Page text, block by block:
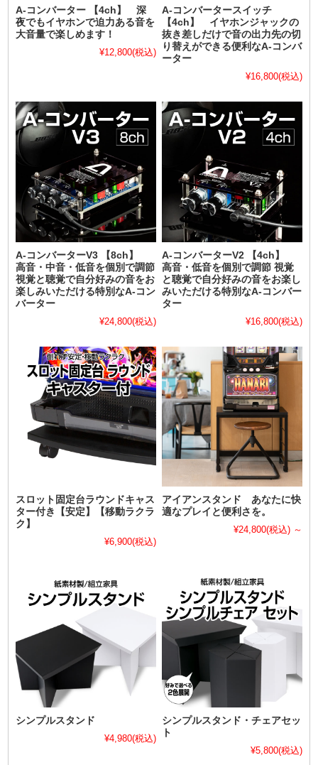
A-コンバーター 【4ch】 深
夜でもイヤホンで迫力ある音を
大音量で楽しめます！
¥12,800(税込)
A-コンバータースイッチ
【4ch】 イヤホンジャックの
抜き差しだけで音の出力先の切
り替えができる便利なA-コンバ
ーター
¥16,800(税込)
A-コンバーターV3 【8ch】
高音・中音・低音を個別で調節
視覚と聴覚で自分好みの音をお
楽しみいただける特別なA-コン
バーター
¥24,800(税込)
A-コンバーターV2 【4ch】
高音・低音を個別で調節 視覚
と聴覚で自分好みの音をお楽し
みいただける特別なA-コンバー
ター
¥16,800(税込)
スロット固定台ラウンドキャス
ター付き【安定】【移動ラクラ
ク】
¥6,900(税込)
アイアンスタンド あなたに快
適なプレイと便利さを。
¥24,800(税込) ～
シンプルスタンド
¥4,980(税込)
シンプルスタンド・チェアセッ
ト
¥5,800(税込)